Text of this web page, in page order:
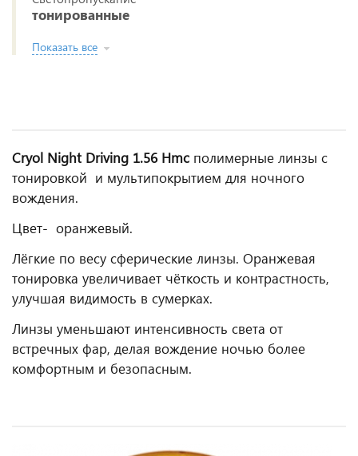
тонированные
Показать все
Cryol Night Driving 1.56 Hmc полимерные линзы с
тонировкой и мультипокрытием для ночного
вождения.
Цвет- оранжевый.
Лёгкие по весу сферические линзы. Оранжевая
тонировка увеличивает чёткость и контрастность,
улучшая видимость в сумерках.
Линзы уменьшают интенсивность света от
встречных фар, делая вождение ночью более
комфортным и безопасным.